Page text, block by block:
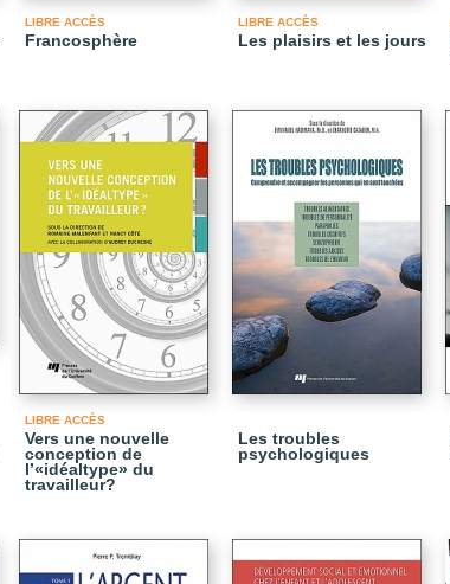
LIBRE ACCÈS
Francosphère
LIBRE ACCÈS
Les plaisirs et les jours
LIBRE ACCÈS
Vers une nouvelle
conception de
l’«idéaltype» du
travailleur?
Les troubles
psychologiques